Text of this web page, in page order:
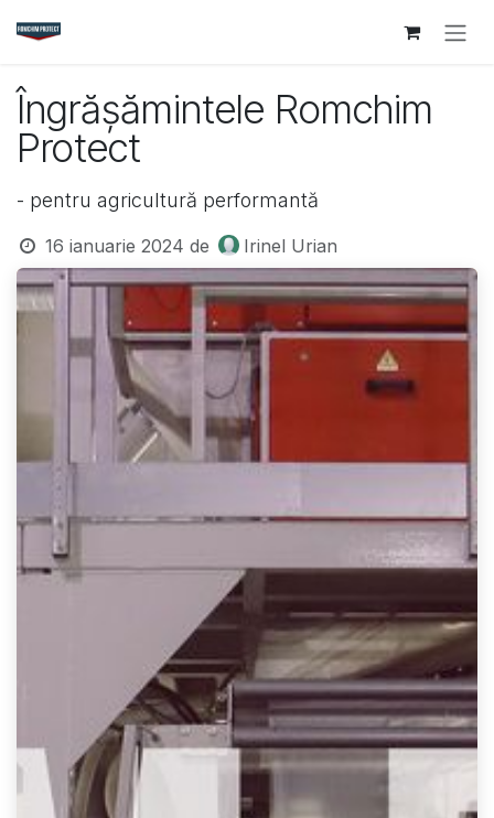
Îngrășămintele Romchim
Protect
- pentru agricultură performantă
16 ianuarie 2024 de Irinel Urian